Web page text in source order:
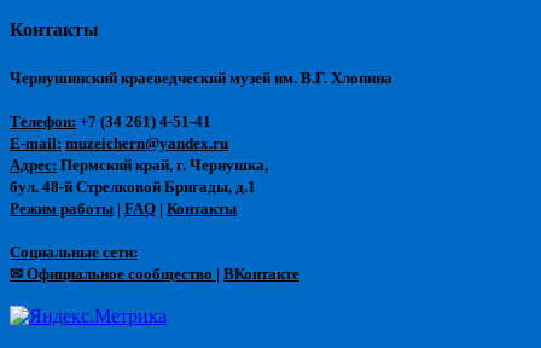
Контакты
Чернушинский краеведческий музей им. В.Г. Хлопина
Телефон: +7 (34 261) 4-51-41
E-mail: muzeichern@yandex.ru
Адрес: Пермский край, г. Чернушка,
бул. 48-й Стрелковой Бригады, д.1
Режим работы | FAQ | Контакты
Социальные сети:
✉ Официальное сообщество | ВКонтакте